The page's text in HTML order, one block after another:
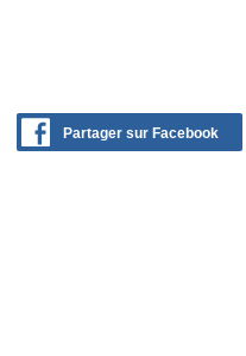
Partager sur Facebook